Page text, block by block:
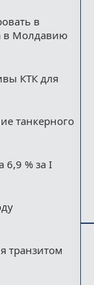
в
в Молдавию
КТК для
танкерного
6,9 % за I
транзитом